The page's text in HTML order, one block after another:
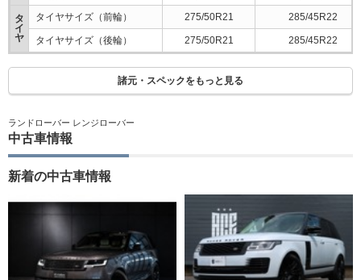
タ
イ
ヤ
タイヤサイズ（前輪） 275/50R21 285/45R22
タイヤサイズ（後輪） 275/50R21 285/45R22
諸元・スペックをもっと見る
ランドローバー レンジローバー
中古車情報
新着の中古車情報